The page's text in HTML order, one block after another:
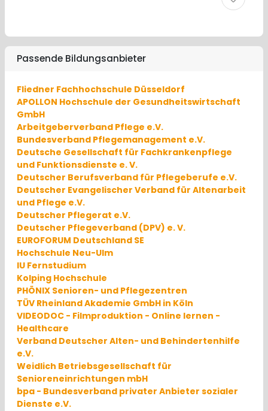
Passende Bildungsanbieter
Fliedner Fachhochschule Düsseldorf
APOLLON Hochschule der Gesundheitswirtschaft
GmbH
Arbeitgeberverband Pflege e.V.
Bundesverband Pflegemanagement e.V.
Deutsche Gesellschaft für Fachkrankenpflege
und Funktionsdienste e. V.
Deutscher Berufsverband für Pflegeberufe e.V.
Deutscher Evangelischer Verband für Altenarbeit
und Pflege e.V.
Deutscher Pflegerat e.V.
Deutscher Pflegeverband (DPV) e. V.
EUROFORUM Deutschland SE
Hochschule Neu-Ulm
IU Fernstudium
Kolping Hochschule
PHÖNIX Senioren- und Pflegezentren
TÜV Rheinland Akademie GmbH in Köln
VIDEODOC - Filmproduktion - Online lernen -
Healthcare
Verband Deutscher Alten- und Behindertenhilfe
e.V.
Weidlich Betriebsgesellschaft für
Senioreneinrichtungen mbH
bpa - Bundesverband privater Anbieter sozialer
Dienste e.V.